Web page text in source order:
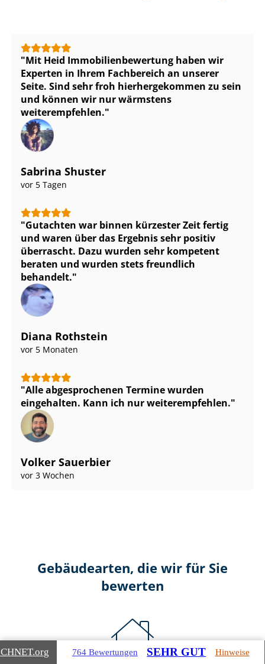
Mit Heid Im­mo­bi­li­en­be­wer­tung haben wir
Experten in Ihrem Fachbereich an unserer
Seite. Sind sehr froh hierhergekommen zu sein
und können wir nur wärmstens
weiterempfehlen.
Sabrina Shuster
vor 5 Tagen
Gutachten war binnen kürzester Zeit fertig
und waren über das Ergebnis sehr positiv
überrascht. Dazu wurden sehr kompetent
beraten und wurden stets freundlich
behandelt.
Diana Rothstein
vor 5 Monaten
Alle abgesprochenen Termine wurden
eingehalten. Kann ich nur weiterempfehlen.
Volker Sauerbier
vor 3 Wochen
Gebäudearten, die wir für Sie
bewerten
.org 764 Bewertungen SEHR GUT Hinweise